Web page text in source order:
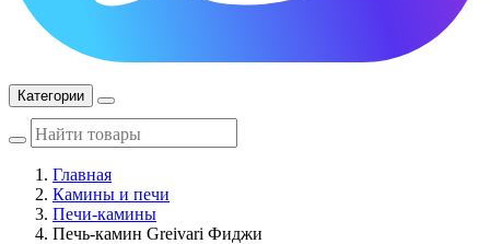
Категории
Главная
Камины и печи
Печи-камины
Печь-камин Greivari Фиджи